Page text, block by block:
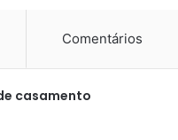
Comentários
casamento